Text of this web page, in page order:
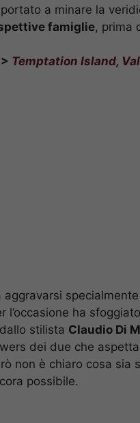
a minare la
famiglie, prima
Temptation Island,
l’occasione ha
stilista Claudio Di
dei due che
non è chiaro cosa sia
possibile.